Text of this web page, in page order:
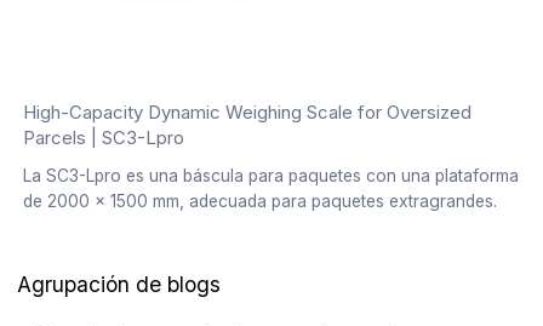
High-Capacity Dynamic Weighing Scale for Oversized
Parcels | SC3-Lpro
La SC3-Lpro es una báscula para paquetes con una plataforma
de 2000 × 1500 mm, adecuada para paquetes extragrandes.
Agrupación de blogs